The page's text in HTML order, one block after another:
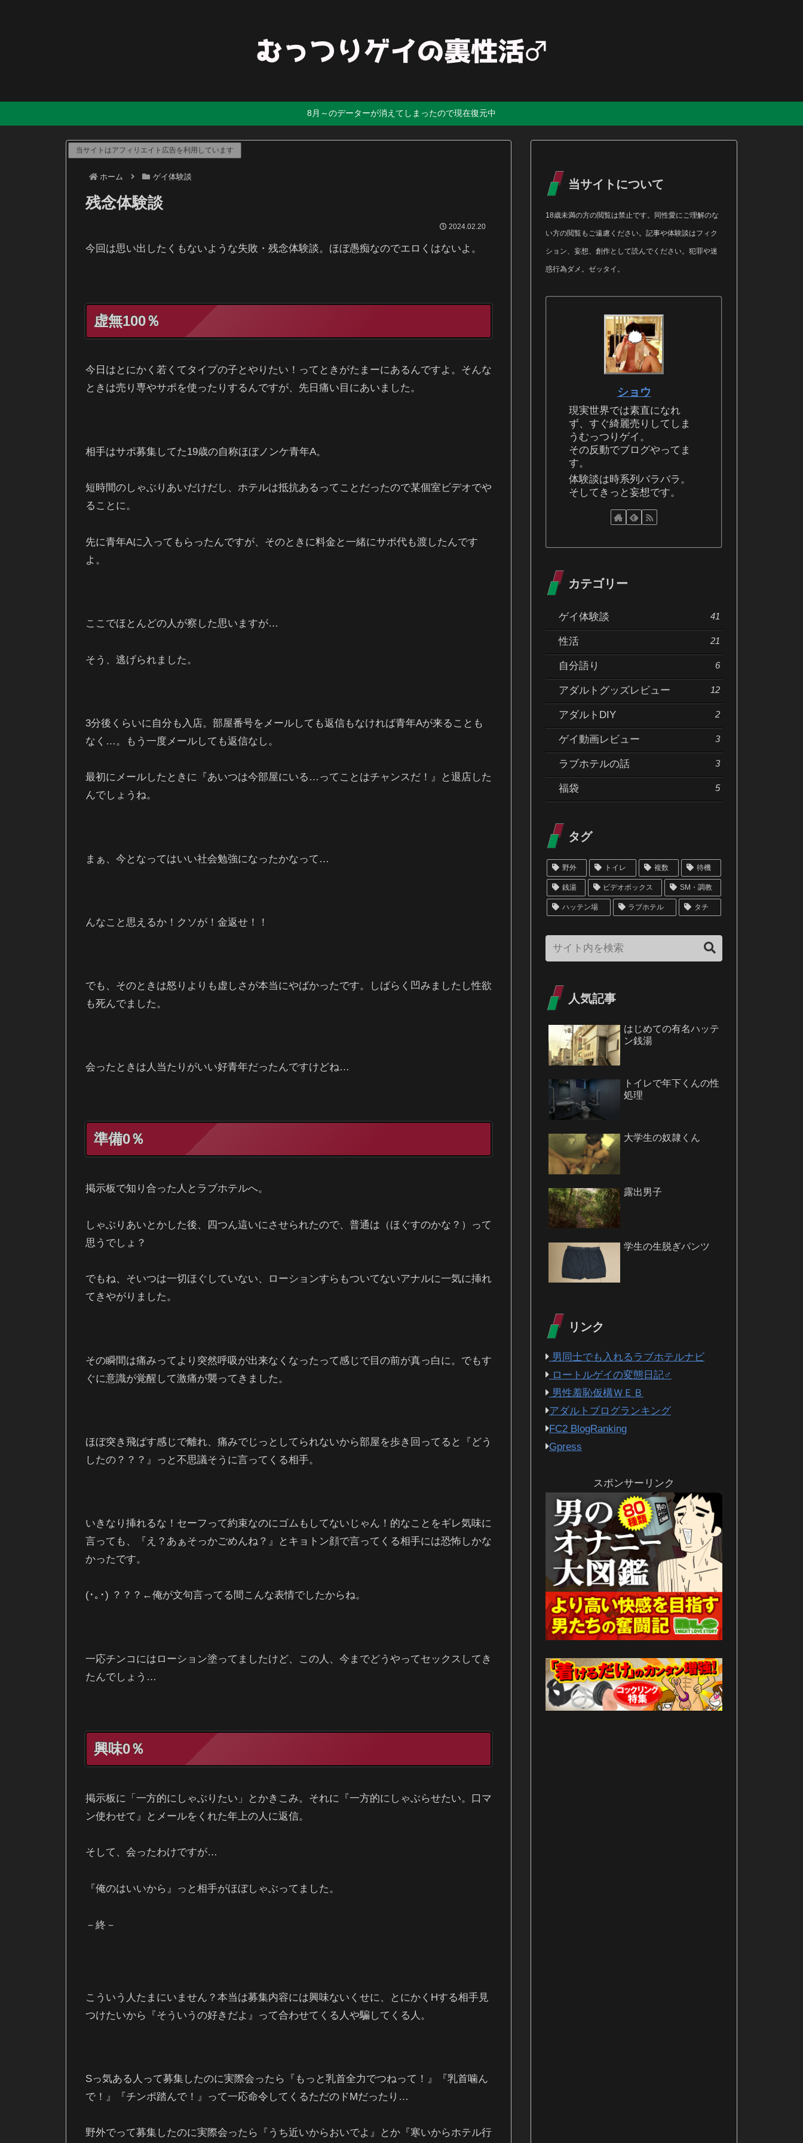
8月～のデーターが消えてしまったので現在復元中
当サイトはアフィリエイト広告を利用しています
ホーム ゲイ体験談
残念体験談
2024.02.20
今回は思い出したくもないような失敗・残念体験談。ほぼ愚痴なのでエロくはないよ。
虚無100％
今日はとにかく若くてタイプの子とやりたい！ってときがたまーにあるんですよ。そんな
ときは売り専やサポを使ったりするんですが、先日痛い目にあいました。
相手はサポ募集してた19歳の自称ほぼノンケ青年A。
短時間のしゃぶりあいだけだし、ホテルは抵抗あるってことだったので某個室ビデオでや
ることに。
先に青年Aに入ってもらったんですが、そのときに料金と一緒にサポ代も渡したんです
よ。
ここでほとんどの人が察した思いますが…
そう、逃げられました。
3分後くらいに自分も入店。部屋番号をメールしても返信もなければ青年Aが来ることも
なく…。もう一度メールしても返信なし。
最初にメールしたときに『あいつは今部屋にいる…ってことはチャンスだ！』と退店した
んでしょうね。
まぁ、今となってはいい社会勉強になったかなって…
んなこと思えるか！クソが！金返せ！！
でも、そのときは怒りよりも虚しさが本当にやばかったです。しばらく凹みましたし性欲
も死んでました。
会ったときは人当たりがいい好青年だったんですけどね…
準備0％
掲示板で知り合った人とラブホテルへ。
しゃぶりあいとかした後、四つん這いにさせられたので、普通は（ほぐすのかな？）って
思うでしょ？
でもね、そいつは一切ほぐしていない、ローションすらもついてないアナルに一気に挿れ
てきやがりました。
その瞬間は痛みってより突然呼吸が出来なくなったって感じで目の前が真っ白に。でもす
ぐに意識が覚醒して激痛が襲ってきました。
ほぼ突き飛ばす感じで離れ、痛みでじっとしてられないから部屋を歩き回ってると『どう
したの？？？』っと不思議そうに言ってくる相手。
いきなり挿れるな！セーフって約束なのにゴムもしてないじゃん！的なことをギレ気味に
言っても、『え？あぁそっかごめんね？』とキョトン顔で言ってくる相手には恐怖しかな
かったです。
(･｡･) ？？？←俺が文句言ってる間こんな表情でしたからね。
一応チンコにはローション塗ってましたけど、この人、今までどうやってセックスしてき
たんでしょう…
興味0％
掲示板に「一方的にしゃぶりたい」とかきこみ。それに『一方的にしゃぶらせたい。口マ
ン使わせて』とメールをくれた年上の人に返信。
そして、会ったわけですが…
『俺のはいいから』っと相手がほぼしゃぶってました。
－終－
こういう人たまにいません？本当は募集内容には興味ないくせに、とにかくHする相手見
つけたいから『そういうの好きだよ』って合わせてくる人や騙してくる人。
Sっ気ある人って募集したのに実際会ったら『もっと乳首全力でつねって！』『乳首噛ん
で！』『チンポ踏んで！』って一応命令してくるただのドMだったり…
野外でって募集したのに実際会ったら『うち近いからおいでよ』とか『寒いからホテル行
当サイトについて
18歳未満の方の閲覧は禁止です。同性愛にご理解のな
い方の閲覧もご遠慮ください。記事や体験談はフィク
ション、妄想、創作として読んでください。犯罪や迷
惑行為ダメ。ゼッタイ。
ショウ
現実世界では素直になれ
ず、すぐ綺麗売りしてしま
うむっつりゲイ。
その反動でブログやってま
す。
体験談は時系列バラバラ。
そしてきっと妄想です。
カテゴリー
ゲイ体験談 41
性活 21
自分語り 6
アダルトグッズレビュー 12
アダルトDIY 2
ゲイ動画レビュー 3
ラブホテルの話 3
福袋 5
タグ
野外 トイレ 複数 待機
銭湯 ビデオボックス SM・調教
ハッテン場 ラブホテル タチ
人気記事
はじめての有名ハッテ
ン銭湯
トイレで年下くんの性
処理
大学生の奴隷くん
露出男子
学生の生脱ぎパンツ
リンク
男同士でも入れるラブホテルナビ
ロートルゲイの変態日記♂
男性羞恥仮構ＷＥＢ
アダルトブログランキング
FC2 BlogRanking
Gpress
スポンサーリンク